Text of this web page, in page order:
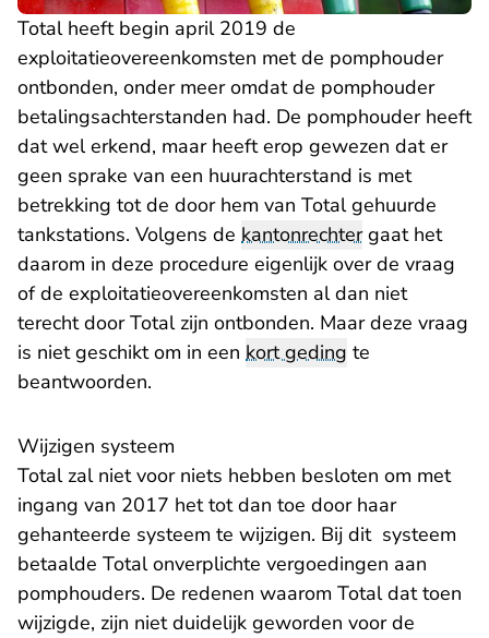
Total heeft begin april 2019 de
exploitatieovereenkomsten met de pomphouder
ontbonden, onder meer omdat de pomphouder
betalingsachterstanden had. De pomphouder heeft
dat wel erkend, maar heeft erop gewezen dat er
geen sprake van een huurachterstand is met
betrekking tot de door hem van Total gehuurde
tankstations. Volgens de kantonrechtergaat het
daarom in deze procedure eigenlijk over de vraag
of de exploitatieovereenkomsten al dan niet
terecht door Total zijn ontbonden. Maar deze vraag
is niet geschikt om in een kort geding te
beantwoorden.
Wijzigen systeem
Total zal niet voor niets hebben besloten om met
ingang van 2017 het tot dan toe door haar
gehanteerde systeem te wijzigen. Bij dit systeem
betaalde Total onverplichte vergoedingen aan
pomphouders. De redenen waarom Total dat toen
wijzigde, zijn niet duidelijk geworden voor de